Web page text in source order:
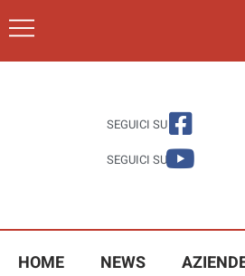
SEGUICI SU
SEGUICI SU
HOME NEWS